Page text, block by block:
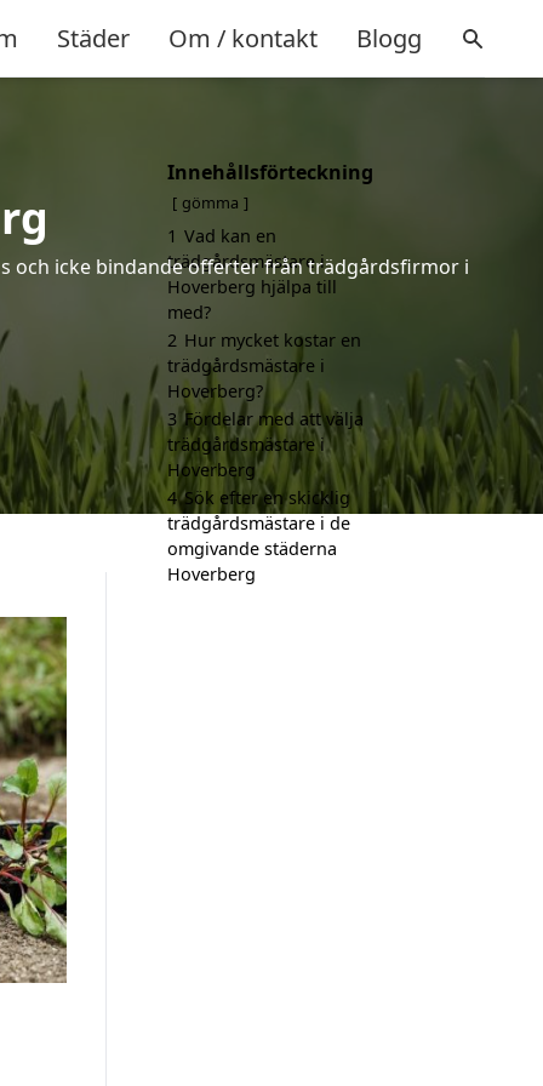
Städer Om / kontakt Blogg
och icke bindande offerter från trädgårdsfirmor i
Innehållsförteckning
gömma
1 Vad kan en
trädgårdsmästare i
Hoverberg hjälpa till
med?
2 Hur mycket kostar en
trädgårdsmästare i
Hoverberg?
3 Fördelar med att välja
trädgårdsmästare i
Hoverberg
4 Sök efter en skicklig
trädgårdsmästare i de
omgivande städerna
Hoverberg